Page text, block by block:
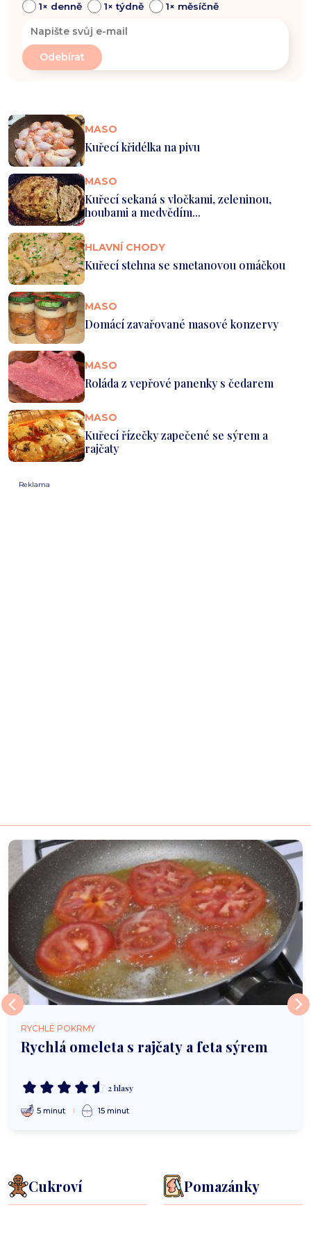
1× denně 1× týdně 1× měsíčně
MASO
Kuřecí křidélka na pivu
MASO
Kuřecí sekaná s vločkami, zeleninou,
houbami a medvědím...
HLAVNÍ CHODY
Kuřecí stehna se smetanovou omáčkou
MASO
Domácí zavařované masové konzervy
MASO
Roláda z vepřové panenky s čedarem
MASO
Kuřecí řízečky zapečené se sýrem a
rajčaty
Reklama
RYCHLÉ POKRMY
Rychlá omeleta s rajčaty a feta sýrem
2 hlasy
5 minut 15 minut
Cukroví Pomazánky